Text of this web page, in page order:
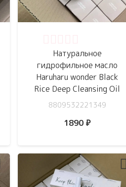
Натуральное
гидрофильное масло
Haruharu wonder Black
Rice Deep Cleansing Oil
8809532221349
1890 ₽